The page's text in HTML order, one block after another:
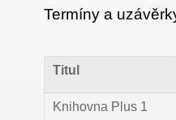
Termíny a
Titul
Knihovna Plus 1